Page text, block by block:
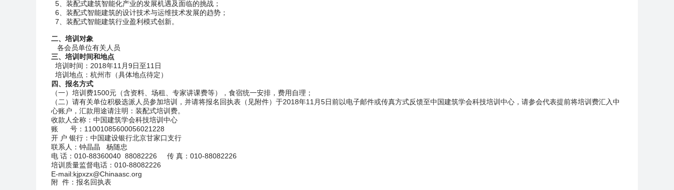
5、装配式建筑智能化产业的发展机遇及面临的挑战；
6、装配式智能建筑的设计技术与运维技术发展的趋势；
7、装配式智能建筑行业盈利模式创新。
二、培训对象
各会员单位有关人员
三、培训时间和地点
培训时间：2018年11月9日至11日
培训地点：杭州市（具体地点待定）
四、报名方式
（一）培训费1500元（含资料、场租、专家讲课费等），食宿统一安排，费用自理；
（二）请有关单位积极选派人员参加培训，并请将报名回执表（见附件）于2018年11月5日前以电子邮件或传真方式反馈至中国建筑学会科技培训中心，请参会代表提前将培训费汇入中
心账户，汇款用途请注明：装配式培训费。
收款人全称：中国建筑学会科技培训中心
账 号：11001085600056021228
开 户 银行：中国建设银行北京甘家口支行
联系人：钟晶晶 杨随忠
电 话：010-88360040 88082226 传 真：010-88082226
培训质量监督电话：010-88082226
E-mail:kjpxzx@Chinaasc.org
附 件：报名回执表